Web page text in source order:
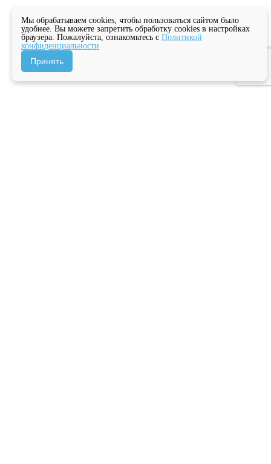
Мы обрабатываем cookies, чтобы пользоваться сайтом было
удобнее. Вы можете запретить обработку cookies в настройках
браузера. Пожалуйста, ознакомьтесь с Политикой
конфиденциальности
Принять